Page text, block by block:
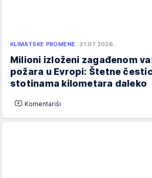
KLIMATSKE PROMENE 31.07.2026.
Milioni izloženi zagađenom
požara u Evropi: Štetne
stotinama kilometara daleko
Komentariši